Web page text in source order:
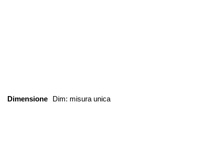
Dimensione Dim: misura unica